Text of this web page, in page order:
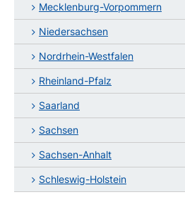
Mecklenburg-Vorpommern
Niedersachsen
Nordrhein-Westfalen
Rheinland-Pfalz
Saarland
Sachsen
Sachsen-Anhalt
Schleswig-Holstein